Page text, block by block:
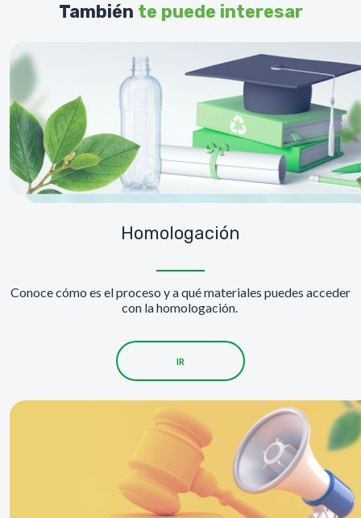
También te puede interesar
Homologación
Conoce cómo es el proceso y a qué materiales puedes acceder
con la homologación.
IR